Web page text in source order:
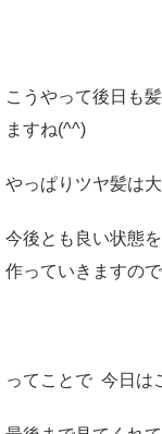
こうやって後日も
ますね(^^)
やっぱりツヤ髪は
今後とも良い状態
作っていきますの
ってことで 今日は